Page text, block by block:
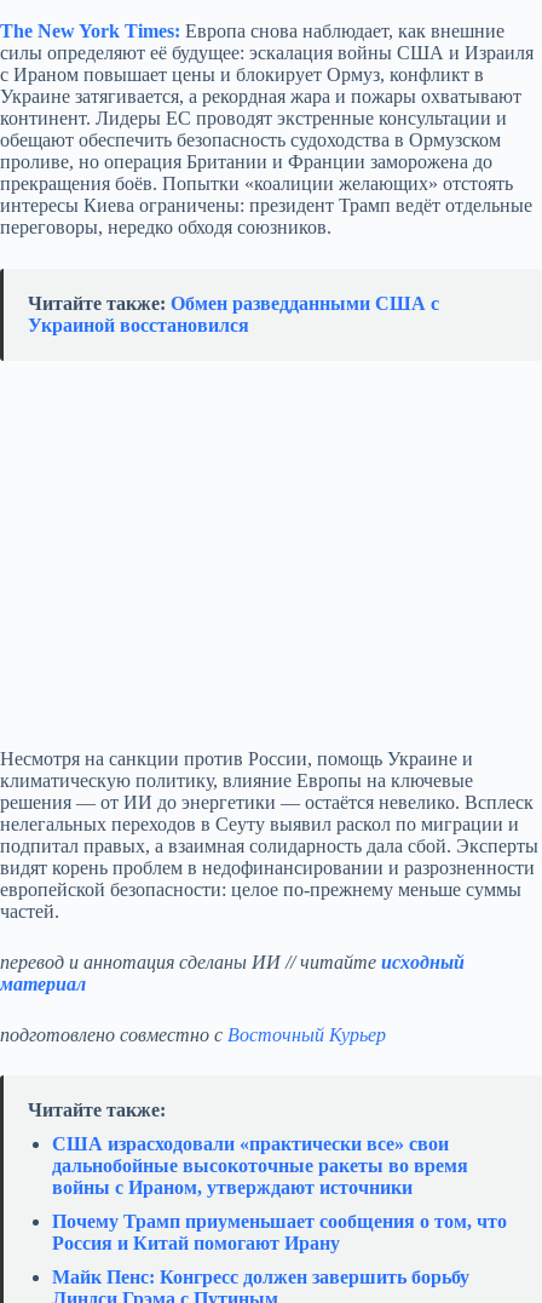
The New York Times: Европа снова наблюдает, как внешние
силы определяют её будущее: эскалация войны США и Израиля
с Ираном повышает цены и блокирует Ормуз, конфликт в
Украине затягивается, а рекордная жара и пожары охватывают
континент. Лидеры ЕС проводят экстренные консультации и
обещают обеспечить безопасность судоходства в Ормузском
проливе, но операция Британии и Франции заморожена до
прекращения боёв. Попытки «коалиции желающих» отстоять
интересы Киева ограничены: президент Трамп ведёт отдельные
переговоры, нередко обходя союзников.
Читайте также: Обмен разведданными США с
Украиной восстановился
Несмотря на санкции против России, помощь Украине и
климатическую политику, влияние Европы на ключевые
решения — от ИИ до энергетики — остаётся невелико. Всплеск
нелегальных переходов в Сеуту выявил раскол по миграции и
подпитал правых, а взаимная солидарность дала сбой. Эксперты
видят корень проблем в недофинансировании и разрозненности
европейской безопасности: целое по‑прежнему меньше суммы
частей.
перевод и аннотация сделаны ИИ // читайте исходный
материал
подготовлено совместно с Восточный Курьер
Читайте также:
США израсходовали «практически все» свои
дальнобойные высокоточные ракеты во время
войны с Ираном, утверждают источники
Почему Трамп приуменьшает сообщения о том, что
Россия и Китай помогают Ирану
Майк Пенс: Конгресс должен завершить борьбу
Линдси Грэма с Путиным